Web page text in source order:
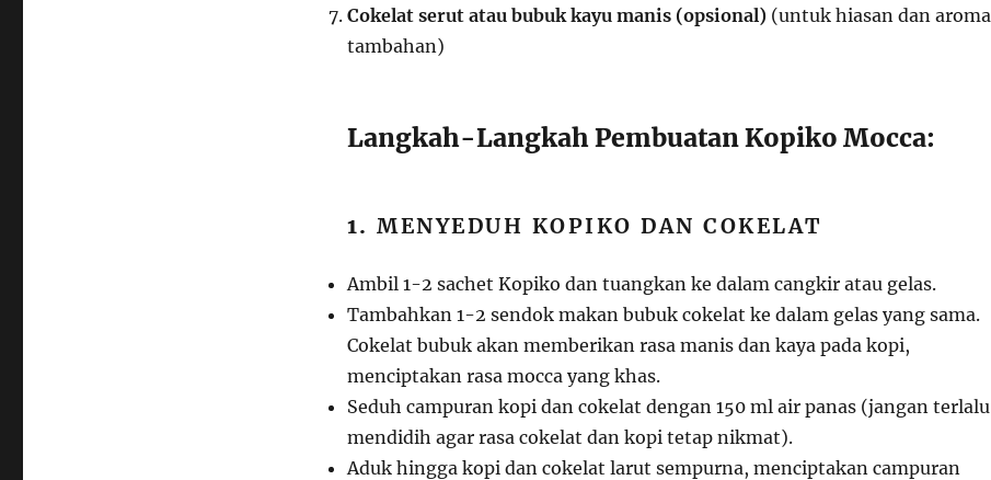
Cokelat serut atau bubuk kayu manis (opsional)(untuk hiasan dan aroma
tambahan)
Langkah-Langkah Pembuatan Kopiko Mocca:
1.MENYEDUH KOPIKO DAN COKELAT
Ambil 1-2 sachet Kopiko dan tuangkan ke dalam cangkir atau gelas.
Tambahkan 1-2 sendok makan bubuk cokelat ke dalam gelas yang sama.
Cokelat bubuk akan memberikan rasa manis dan kaya pada kopi,
menciptakan rasa mocca yang khas.
Seduh campuran kopi dan cokelat dengan 150 ml air panas (jangan terlalu
mendidih agar rasa cokelat dan kopi tetap nikmat).
Aduk hingga kopi dan cokelat larut sempurna, menciptakan campuran